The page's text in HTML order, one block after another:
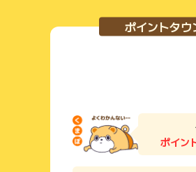
ポイントタウ
ポイン